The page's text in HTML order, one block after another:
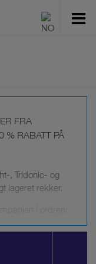
FRA
% RABATT PÅ
, Tridonic- og
lageret rekker.
i ordren:
For å se
respektive